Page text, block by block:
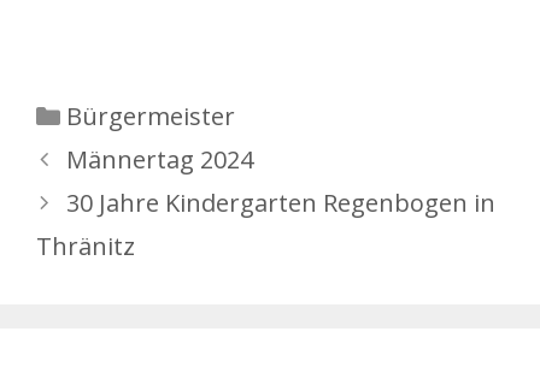
Kategorien
Bürgermeister
Männertag 2024
30 Jahre Kindergarten Regenbogen in
Thränitz